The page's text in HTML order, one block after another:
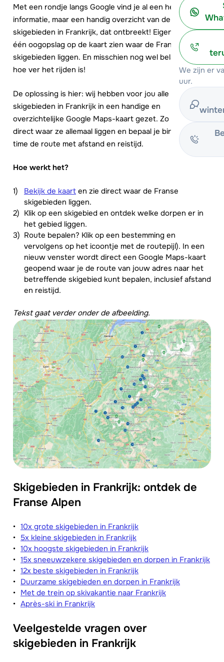
We zijn er
uur.
Met een rondje langs Google vind je al een heleboel
informatie, maar een handig overzicht van de
skigebieden in Frankrijk, dat ontbreekt! Eigenlijk wil je in
één oogopslag op de kaart zien waar de Franse
skigebieden liggen. En misschien nog wel belangrijker:
hoe ver het rijden is!
De oplossing is hier: wij hebben voor jou alle
skigebieden in Frankrijk in een handige en
overzichtelijke Google Maps-kaart gezet. Zo zie je
direct waar ze allemaal liggen en bepaal je binnen no-
time de route met afstand en reistijd.
Hoe werkt het?
Bekijk de kaart en zie direct waar de Franse
skigebieden liggen.
Klik op een skigebied en ontdek welke dorpen er in
het gebied liggen.
Route bepalen? Klik op een bestemming en
vervolgens op het icoontje met de routepijl). In een
nieuw venster wordt direct een Google Maps-kaart
geopend waar je de route van jouw adres naar het
betreffende skigebied kunt bepalen, inclusief afstand
en reistijd.
Tekst gaat verder onder de afbeelding.
Skigebieden in Frankrijk: ontdek de
Franse Alpen
10x grote skigebieden in Frankrijk
5x kleine skigebieden in Frankrijk
10x hoogste skigebieden in Frankrijk
15x sneeuwzekere skigebieden en dorpen in Frankrijk
12x beste skigebieden in Frankrijk
Duurzame skigebieden en dorpen in Frankrijk
Met de trein op skivakantie naar Frankrijk
Après-ski in Frankrijk
Veelgestelde vragen over
skigebieden in Frankrijk